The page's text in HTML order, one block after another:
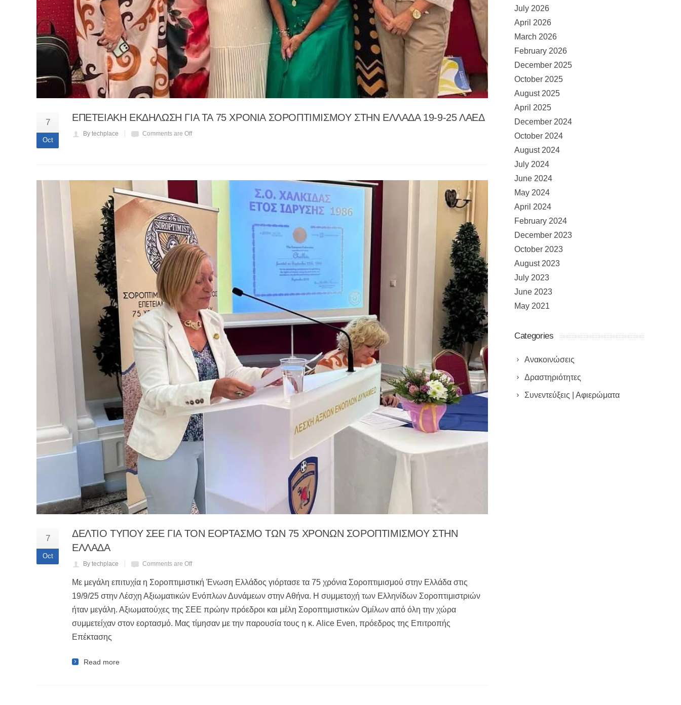
7
Oct
ΕΠΕΤΕΙΑΚΗ ΕΚΔΗΛΩΣΗ ΓΙΑ ΤΑ 75 ΧΡΟΝΙΑ ΣΟΡΟΠΤΙΜΙΣΜΟΥ ΣΤΗΝ ΕΛΛΑΔΑ 19-9-25 ΛΑΕΔ
By techplace Comments are Off
7
Oct
ΔΕΛΤΙΟ ΤΥΠΟΥ ΣΕΕ ΓΙΑ ΤΟΝ ΕΟΡΤΑΣΜΟ ΤΩΝ 75 ΧΡΟΝΩΝ ΣΟΡΟΠΤΙΜΙΣΜΟΥ ΣΤΗΝ
ΕΛΛΑΔΑ
By techplace Comments are Off
Με μεγάλη επιτυχία η Σοροπτιμιστική Ένωση Ελλάδος γιόρτασε τα 75 χρόνια Σοροπτιμισμού στην Ελλάδα στις
19/9/25 στην Λέσχη Αξιωματικών Ενόπλων Δυνάμεων στην Αθήνα. Η συμμετοχή των Ελληνίδων Σοροπτιμιστριών
ήταν μεγάλη. Αξιωματούχες της ΣΕΕ πρώην πρόεδροι και μέλη Σοροπτιμιστικών Ομίλων από όλη την χώρα
συμμετείχαν στον εορτασμό. Μας τίμησαν με την παρουσία τους η κ. Alice Even, πρόεδρος της Επιτροπής
Επέκτασης
Read more
July 2026
April 2026
March 2026
February 2026
December 2025
October 2025
August 2025
April 2025
December 2024
October 2024
August 2024
July 2024
June 2024
May 2024
April 2024
February 2024
December 2023
October 2023
August 2023
July 2023
June 2023
May 2021
Categories
Ανακοινώσεις
Δραστηριότητες
Συνεντεύξεις | Αφιερώματα